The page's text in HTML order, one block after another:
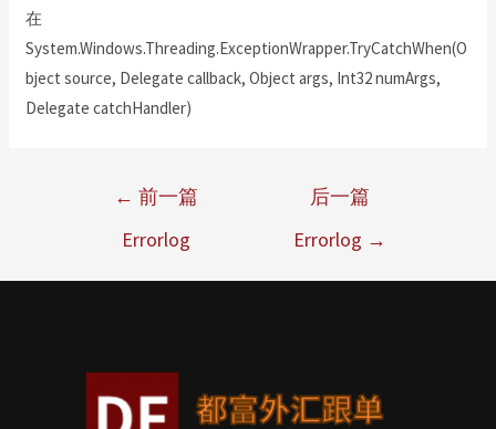
在
System.Windows.Threading.ExceptionWrapper.TryCatchWhen(O
bject source, Delegate callback, Object args, Int32 numArgs,
Delegate catchHandler)
← 前一篇
Errorlog
后一篇
Errorlog →